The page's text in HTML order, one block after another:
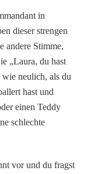
in
dieser strengen
andere Stimme,
„Laura, du hast
wie neulich, als du
hast und
einen Teddy
schlechte
vor und du fragst